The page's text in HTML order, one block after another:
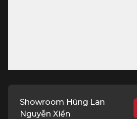
Showroom Hùng Lan
Nguyễn Xiển